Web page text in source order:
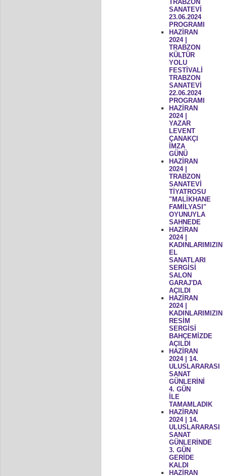
TRABZON
SANATEVİ
23.06.2024
PROGRAMI
HAZİRAN
2024 |
TRABZON
KÜLTÜR
YOLU
FESTİVALİ
TRABZON
SANATEVİ
22.06.2024
PROGRAMI
HAZİRAN
2024 |
YAZAR
LEVENT
ÇANAKÇI
İMZA
GÜNÜ
HAZİRAN
2024 |
TRABZON
SANATEVİ
TİYATROSU
"MALİKHANE
FAMİLYASI"
OYUNUYLA
SAHNEDE
HAZİRAN
2024 |
KADINLARIMIZIN
EL
SANATLARI
SERGİSİ
SALON
GARAJ'DA
AÇILDI
HAZİRAN
2024 |
KADINLARIMIZIN
RESİM
SERGİSİ
BAHÇEMİZDE
AÇILDI
HAZİRAN
2024 | 14.
ULUSLARARASI
SANAT
GÜNLERİNİ
4. GÜN
İLE
TAMAMLADIK
HAZİRAN
2024 | 14.
ULUSLARARASI
SANAT
GÜNLERİNDE
3. GÜN
GERİDE
KALDI
HAZİRAN